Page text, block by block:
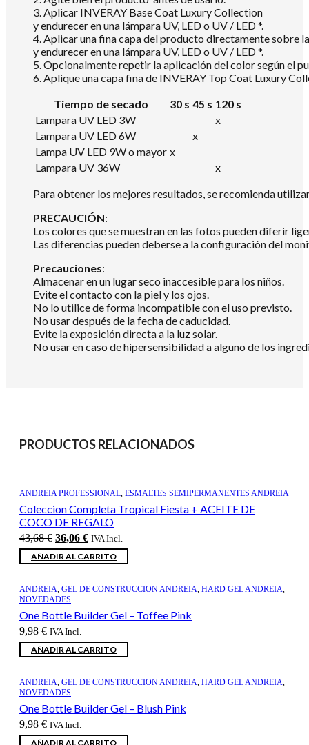
3. Aplicar INVERAY Base Coat Luxury Collection
y endurecer en una lámpara UV, LED o UV / LED *.
4. Aplicar una fina capa del producto directamente sobre
y endurecer en una lámpara UV, LED o UV / LED *.
5. Opcionalmente repetir la aplicación del color según el
6. Aplique una capa fina de INVERAY Top Coat Luxury
Tiempo de secado
30 s 45 s 120 s
Lampara UV LED 3W
x
Lampara UV LED 6W
x
Lampa UV LED 9W o mayor x
Lampara UV 36W
x
Para obtener los mejores resultados, se recomienda
PRECAUCIÓN:
Los colores que se muestran en las fotos pueden diferir
Las diferencias pueden deberse a la configuración del
Precauciones:
Almacenar en un lugar seco inaccesible para los niños.
Evite el contacto con la piel y los ojos.
No lo utilice de forma incompatible con el uso previsto.
No usar después de la fecha de caducidad.
Evite la exposición directa a la luz solar.
No usar en caso de hipersensibilidad a alguno de los
PRODUCTOS RELACIONADOS
ANDREIA PROFESSIONAL, ESMALTES SEMIPERMANENTES ANDREIA
Coleccion Completa Tropical Fiesta + ACEITE DE
COCO DE REGALO
43,68€ El
precio
original
43,68 €.
36,06 €El
precio
actual
36,06 €.
IVA Incl.
AÑADIR AL CARRITO
ANDREIA, GEL DE CONSTRUCCION ANDREIA, HARD GEL ANDREIA,
NOVEDADES
One Bottle Builder Gel – Toffee Pink
9,98 € IVA Incl.
AÑADIR AL CARRITO
ANDREIA, GEL DE CONSTRUCCION ANDREIA, HARD GEL ANDREIA,
NOVEDADES
One Bottle Builder Gel – Blush Pink
9,98 € IVA Incl.
AÑADIR AL CARRITO